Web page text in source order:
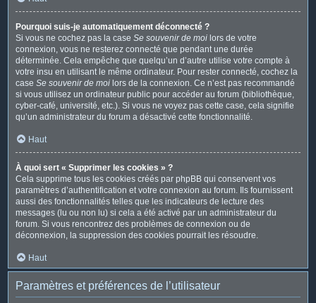
Pourquoi suis-je automatiquement déconnecté ?
Si vous ne cochez pas la case Se souvenir de moi lors de votre
connexion, vous ne resterez connecté que pendant une durée
déterminée. Cela empêche que quelqu’un d’autre utilise votre compte à
votre insu en utilisant le même ordinateur. Pour rester connecté, cochez la
case Se souvenir de moi lors de la connexion. Ce n’est pas recommandé
si vous utilisez un ordinateur public pour accéder au forum (bibliothèque,
cyber-café, université, etc.). Si vous ne voyez pas cette case, cela signifie
qu’un administrateur du forum a désactivé cette fonctionnalité.
Haut
À quoi sert « Supprimer les cookies » ?
Cela supprime tous les cookies créés par phpBB qui conservent vos
paramètres d’authentification et votre connexion au forum. Ils fournissent
aussi des fonctionnalités telles que les indicateurs de lecture des
messages (lu ou non lu) si cela a été activé par un administrateur du
forum. Si vous rencontrez des problèmes de connexion ou de
déconnexion, la suppression des cookies pourrait les résoudre.
Haut
Paramètres et préférences de l’utilisateur